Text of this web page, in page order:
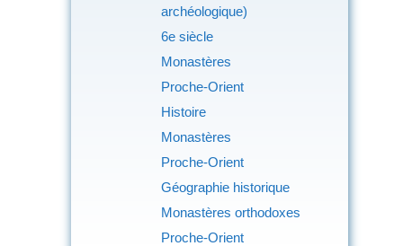
archéologique)
6e siècle
Monastères
Proche-Orient
Histoire
Monastères
Proche-Orient
Géographie historique
Monastères orthodoxes
Proche-Orient